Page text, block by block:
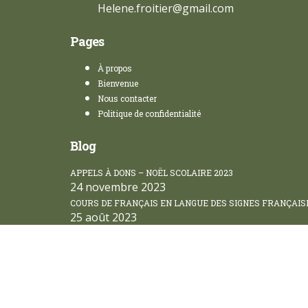
Helene.froitier@gmail.com
Pages
À propos
Bienvenue
Nous contacter
Politique de confidentialité
Blog
APPELS À DONS – NOËL SCOLAIRE 2023
24 novembre 2023
COURS DE FRANÇAIS EN LANGUE DES SIGNES
25 août 2023